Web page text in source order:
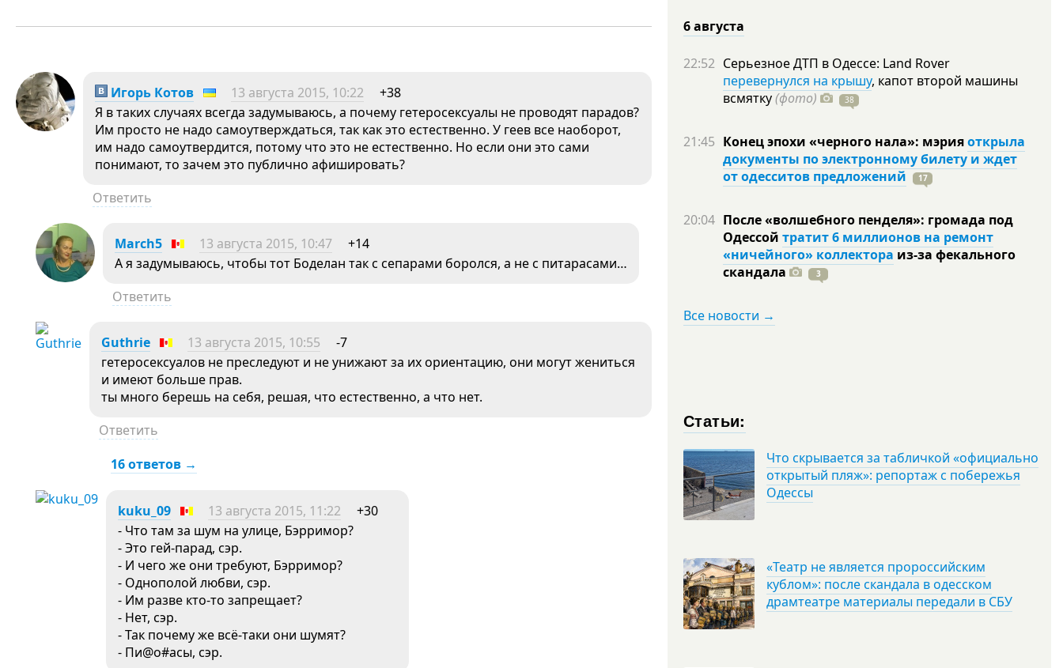
Игорь Котов 13 августа 2015, 10:22
+38
Я в таких случаях всегда задумываюсь, а почему гетеросексуалы не проводят парадов?
Им просто не надо самоутверждаться, так как это естественно. У геев все наоборот,
им надо самоутвердится, потому что это не естественно. Но если они это сами
понимают, то зачем это публично афишировать?
Ответить
March5 13 августа 2015, 10:47
+14
А я задумываюсь, чтобы тот Боделан так с сепарами боролся, а не с питарасами…
Ответить
Guthrie 13 августа 2015, 10:55
-7
гетеросексуалов не преследуют и не унижают за их ориентацию, они могут жениться
и имеют больше прав.
ты много берешь на себя, решая, что естественно, а что нет.
Ответить
16 ответов →
kuku_09 13 августа 2015, 11:22
+30
- Что там за шум на улице, Бэрримор?
- Это гей-парад, сэр.
- И чего же они требуют, Бэрримор?
- Однополой любви, сэр.
- Им разве кто-то запрещает?
- Нет, сэр.
- Так почему же всё-таки они шумят?
- Пи@о#асы, сэр.
6 августа
22:52 Серьезное ДТП в Одессе: Land Rover
перевернулся на крышу, капот второй машины
всмятку(фото) 38
21:45 Конец эпохи «черного нала»: мэрияоткрыла
документы по электронному билету и ждет
от одесситов предложений
17
20:04 После «волшебного пенделя»: громада под
Одессой тратит 6 миллионов на ремонт
«ничейного» коллектора из-за фекального
скандала
3
Все новости →
Статьи:
Что скрывается за табличкой «официально
открытый пляж»: репортаж с побережья
Одессы
«Театр не является пророссийским
кублом»: после скандала в одесском
драмтеатре материалы передали в СБУ